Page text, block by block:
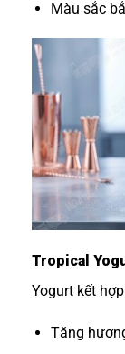
Màu sắc
Tropical
Yogurt kết
Tăng